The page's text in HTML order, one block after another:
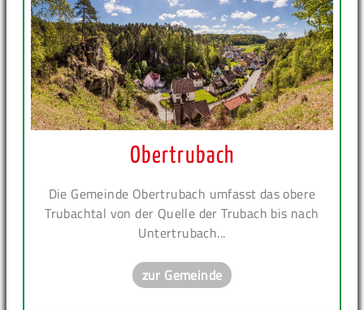
Obertrubach
Die Gemeinde Obertrubach umfasst das obere
Trubachtal von der Quelle der Trubach bis nach
Untertrubach...
zur Gemeinde